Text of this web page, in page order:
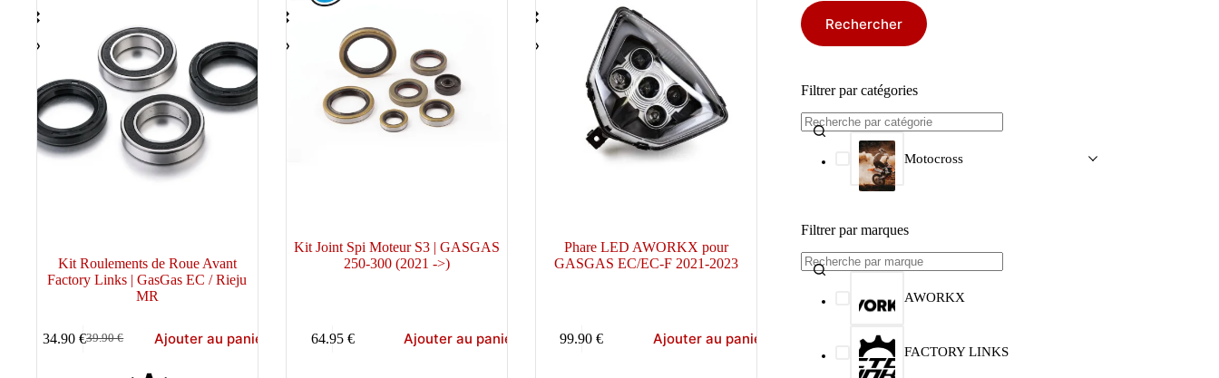
Kit Roulements de Roue Avant
Factory Links | GasGas EC / Rieju
MR
39.90€
Le
34.90€Le
Ajouter au panier
Kit Joint Spi Moteur S3 | GASGAS
250-300 (2021 ->)
64.95 € Ajouter au panier
Phare LED AWORKX pour
GASGAS EC/EC-F 2021-2023
99.90€ Ajouter au panier
Rechercher
Filtrer par catégories
Motocross
Filtrer par marques
AWORKX
FACTORY LINKS